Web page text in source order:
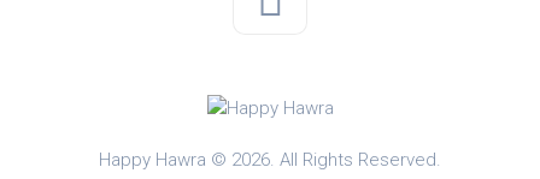
Happy Hawra © 2026. All Rights Reserved.